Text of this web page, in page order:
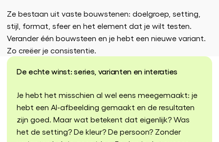
Ze bestaan uit vaste bouwstenen: doelgroep, setting,
stijl, format, sfeer en het element dat je wilt testen.
Verander één bouwsteen en je hebt een nieuwe variant.
Zo creëer je consistentie.
De echte winst: series, varianten en interaties
Je hebt het misschien al wel eens meegemaakt: je
hebt een AI-afbeelding gemaakt en de resultaten
zijn goed. Maar wat betekent dat eigenlijk? Was
het de setting? De kleur? De persoon? Zonder